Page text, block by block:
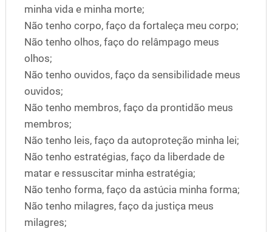
minha vida e minha morte;
Não tenho corpo, faço da fortaleça meu corpo;
Não tenho olhos, faço do relâmpago meus
olhos;
Não tenho ouvidos, faço da sensibilidade meus
ouvidos;
Não tenho membros, faço da prontidão meus
membros;
Não tenho leis, faço da autoproteção minha lei;
Não tenho estratégias, faço da liberdade de
matar e ressuscitar minha estratégia;
Não tenho forma, faço da astúcia minha forma;
Não tenho milagres, faço da justiça meus
milagres;